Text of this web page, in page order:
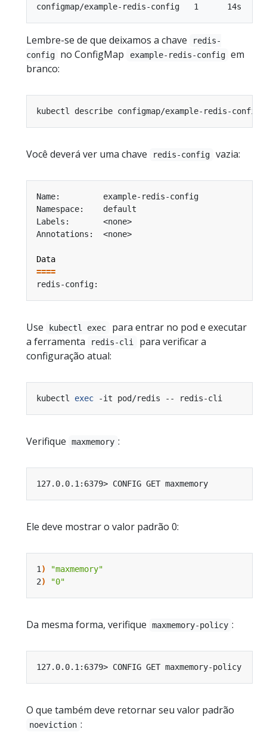
Lembre-se de que deixamos a chave
redis-
config
no ConfigMap example-redis-config em
branco:
Você deverá ver uma chave redis-config vazia:
Data
====
Use kubectl exec
para entrar no pod e executar
a ferramenta
redis-cli
para verificar a
configuração atual:
kubectl exec
Verifique maxmemory :
Ele deve mostrar o valor padrão 0:
1 )
"maxmemory"
2) "0"
Da mesma forma, verifique maxmemory-policy :
O que também deve retornar seu valor padrão
noeviction :